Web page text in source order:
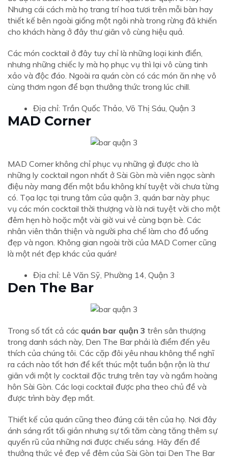
Nhưng cái cách mà họ trang trí hoa tươi trên mỗi bàn hay
thiết kế bên ngoài giống một ngôi nhà trong rừng đã khiến
cho khách hàng ở đây thư giãn vô cùng hiệu quả.
Các món cocktail ở đây tuy chỉ là những loại kinh điển,
nhưng những chiếc ly mà họ phục vụ thì lại vô cùng tinh
xảo và độc đáo. Ngoài ra quán còn có các món ăn nhẹ vô
cùng thơm ngon để bạn thưởng thức trong lúc chill.
Địa chỉ: Trần Quốc Thảo, Võ Thị Sáu, Quận 3
MAD Corner
MAD Corner không chỉ phục vụ những gì được cho là
những ly cocktail ngon nhất ở Sài Gòn mà viên ngọc sành
điệu này mang đến một bầu không khí tuyệt vời chưa từng
có. Tọa lạc tại trung tâm của quận 3, quán bar này phục
vụ các món cocktail thời thượng và là nơi tuyệt vời cho một
đêm hẹn hò hoặc một vài giờ vui vẻ cùng bạn bè. Các
nhân viên thân thiện và người pha chế làm cho đồ uống
đẹp và ngon. Không gian ngoài trời của MAD Corner cũng
là một nét đẹp khác của quán!
Địa chỉ: Lê Văn Sỹ, Phường 14, Quận 3
Den The Bar
Trong số tất cả các quán bar quận 3 trên sân thượng
trong danh sách này, Den The Bar phải là điểm đến yêu
thích của chúng tôi. Các cặp đôi yêu nhau không thể nghĩ
ra cách nào tốt hơn để kết thúc một tuần bận rộn là thư
giãn với một ly cocktail đặc trưng trên tay và ngắm hoàng
hôn Sài Gòn. Các loại cocktail được pha theo chủ đề và
được trình bày đẹp mắt.
Thiết kế của quán cũng theo đúng cái tên của họ. Nơi đây
ánh sáng rất tối giản nhưng sự tối tăm càng tăng thêm sự
quyến rũ của những nơi được chiếu sáng. Hãy đến để
thưởng thức vẻ đẹp về đêm của Sài Gòn tại Den The Bar